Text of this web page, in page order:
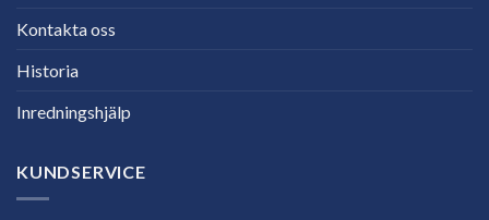
Kontakta oss
Historia
Inredningshjälp
KUNDSERVICE